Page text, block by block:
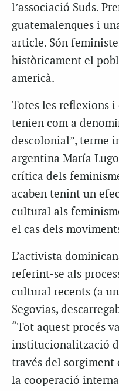
l’associació Suds.
guatemalenques i
article. Són
històricament el
americà.
Totes les reflexions
tenien com a
descolonial”, terme
argentina María
crítica dels
acaben tenint un
cultural als
el cas dels
L’activista
referint-se als
cultural recents (a
Segovias,
“Tot aquest procés
institucionalització
través del sorgiment
la cooperació